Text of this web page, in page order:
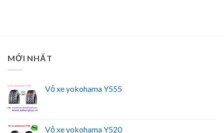
MỚI NHẤT
Vỏ xe yokohama Y555
Vỏ xe yokohama Y520